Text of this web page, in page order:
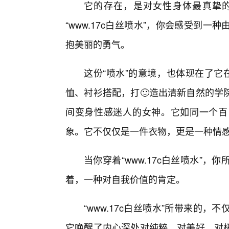
它的存在，是对女性身体最真挚
“www.17c白丝喷水”，你会感受到一
抱美丽的勇气。
这份“喷水”的意境，也体现在了
恤、衬衫搭配，打🙂造出清新自然的
间变身性感迷人的女神。它如同一个
象。它不仅仅是一件衣物，更是一种情
当你穿着“www.17c白丝喷水”，
着，一种对自我价值的肯定。
“www.17c白丝喷水”所带来的，